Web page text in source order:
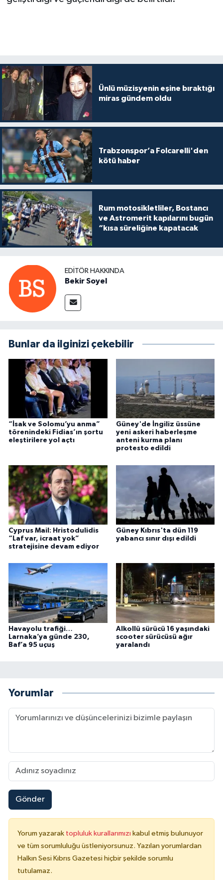
Ünlü müzisyenin eşine bıraktığı
miras gündem oldu
Trabzonspor’a Folcarelli'den
kötü haber
Rum motosikletliler, Bostancı
ve Astromerit kapılarını bugün
“kısa süreliğine kapatacak
EDITÖR HAKKINDA
Bekir Soyel
Bunlar da ilginizi çekebilir
“İsak ve Solomu’yu anma”
törenindeki Fidias’ın şortu
eleştirilere yol açtı
Güney'de İngiliz üssüne
yeni askeri haberleşme
anteni kurma planı
protesto edildi
Cyprus Mail: Hristodulidis
“Laf var, icraat yok”
stratejisine devam ediyor
Güney Kıbrıs'ta dün 119
yabancı sınır dışı edildi
Havayolu trafiği…
Larnaka’ya günde 230,
Baf’a 95 uçuş
Alkollü sürücü 16 yaşındaki
scooter sürücüsü ağır
yaralandı
Yorumlar
Gönder
Yorum yazarak topluluk kurallarımızı kabul etmiş bulunuyor
ve tüm sorumluluğu üstleniyorsunuz. Yazılan yorumlardan
Halkın Sesi Kıbrıs Gazetesi hiçbir şekilde sorumlu
tutulamaz.